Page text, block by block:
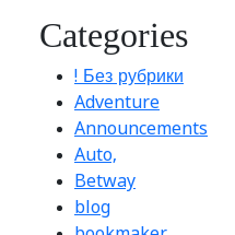
Categories
! Без рубрики
Adventure
Announcements
Auto,
Betway
blog